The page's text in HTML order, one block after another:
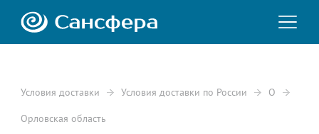
Условия доставки Условия доставки по России О
Орловская область